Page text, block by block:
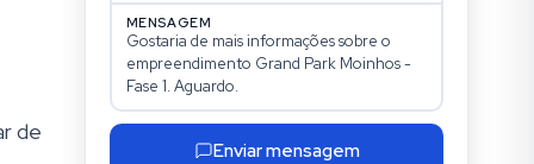
de
MENSAGEM
Enviar mensagem